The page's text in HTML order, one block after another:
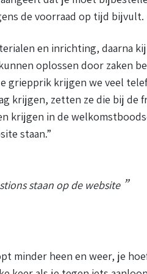
de voorraad op tijd bijvult.
en inrichting, daarna
oplossen door zaken
griepprik krijgen we veel
krijgen, zetten ze die bij de
krijgen in de
staan.”
staan op de website
minder heen en weer, je